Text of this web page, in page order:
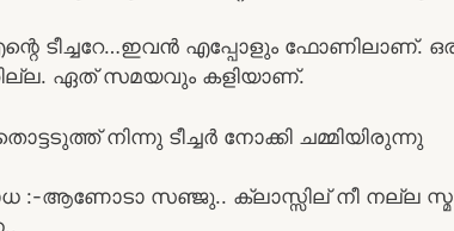
ടീച്ചറേ…ഇവൻ എപ്പോളും
ഏത് സമയവും കളിയാണ്.
നിന്നു ടീച്ചർ നോക്കി ചമ്മിയിരുന്നു
:-ആണോടാ സഞ്ജു.. ക്ലാസ്സില് നീ നല്ല